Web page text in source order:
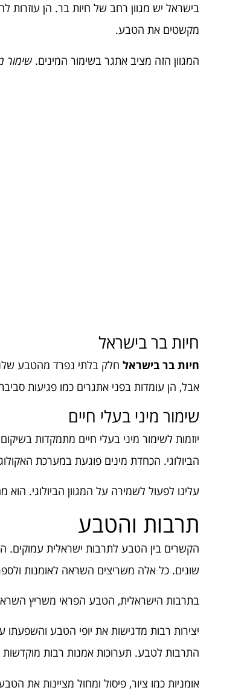
בישראל יש מגוון רחב של חיות בר. הן עוזרות
מקשטים את הטבע.
המגוון הזה מציב אתגר בשימור המינים.שימור
חיות בר בישראל
חיות בר בישראלחלק בלתי נפרד מהטבע
אבל, הן עומדות בפני אתגרים כמו פגיעות
שימור מיני בעלי חיים
יוזמות לשימור מיני בעלי חיים מתמקדות
הביולוגי. הכחדת מינים פוגעת במערכת
עלינו לפעול לשמירה על המגוון הביולוגי. הוא
תרבות והטבע
הקשרים בין הטבע לתרבות ישראלית עמוקים.
שונים. כל אלה משריצים השראה לאומנות
בתרבות הישראלית, הטבע הפראי משריץ
יצירות רבות מדגישות את יופי הטבע
התרבות לטבע. תערוכות אמנות רבות
אומניות כמו ציור, פיסול ומחול מציינות את